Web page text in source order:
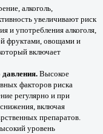
алкоголь,
увеличивают риск
и употребления алкоголя,
фруктами, овощами и
включает
давления. Высокое
факторов риска
регулярно и при
включая
препаратов.
уровень